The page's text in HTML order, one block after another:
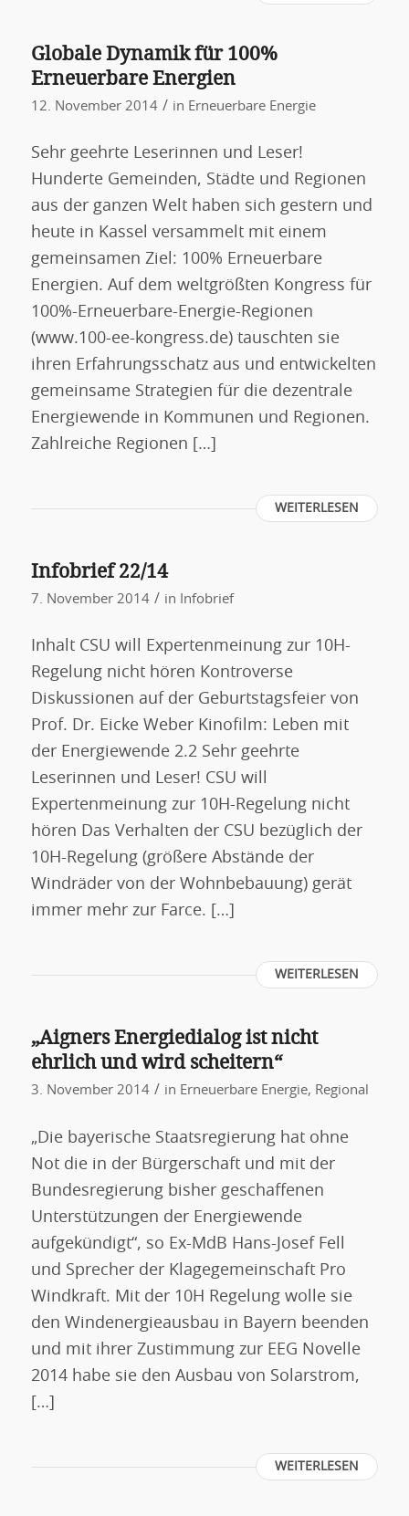
Globale Dynamik für 100%
Erneuerbare Energien
12. November 2014 / in Erneuerbare Energie
Sehr geehrte Leserinnen und Leser!
Hunderte Gemeinden, Städte und Regionen
aus der ganzen Welt haben sich gestern und
heute in Kassel versammelt mit einem
gemeinsamen Ziel: 100% Erneuerbare
Energien. Auf dem weltgrößten Kongress für
100%-Erneuerbare-Energie-Regionen
(www.100-ee-kongress.de) tauschten sie
ihren Erfahrungsschatz aus und entwickelten
gemeinsame Strategien für die dezentrale
Energiewende in Kommunen und Regionen.
Zahlreiche Regionen […]
WEITERLESEN
Infobrief 22/14
7. November 2014 / in Infobrief
Inhalt CSU will Expertenmeinung zur 10H-
Regelung nicht hören Kontroverse
Diskussionen auf der Geburtstagsfeier von
Prof. Dr. Eicke Weber Kinofilm: Leben mit
der Energiewende 2.2 Sehr geehrte
Leserinnen und Leser! CSU will
Expertenmeinung zur 10H-Regelung nicht
hören Das Verhalten der CSU bezüglich der
10H-Regelung (größere Abstände der
Windräder von der Wohnbebauung) gerät
immer mehr zur Farce. […]
WEITERLESEN
„Aigners Energiedialog ist nicht
ehrlich und wird scheitern“
3. November 2014 / in Erneuerbare Energie, Regional
„Die bayerische Staatsregierung hat ohne
Not die in der Bürgerschaft und mit der
Bundesregierung bisher geschaffenen
Unterstützungen der Energiewende
aufgekündigt“, so Ex-MdB Hans-Josef Fell
und Sprecher der Klagegemeinschaft Pro
Windkraft. Mit der 10H Regelung wolle sie
den Windenergieausbau in Bayern beenden
und mit ihrer Zustimmung zur EEG Novelle
2014 habe sie den Ausbau von Solarstrom,
[…]
WEITERLESEN